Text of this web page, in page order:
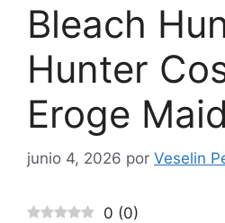
Bleach
Hunter
Eroge Maid
junio 4, 2026 por Veselin
0 (0)